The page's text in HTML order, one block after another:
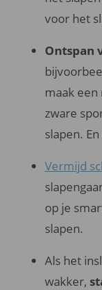
voor het
Ontspan
maak een
zware
slapen.
Vermijd
op je
slapen.
Als het
wakker,